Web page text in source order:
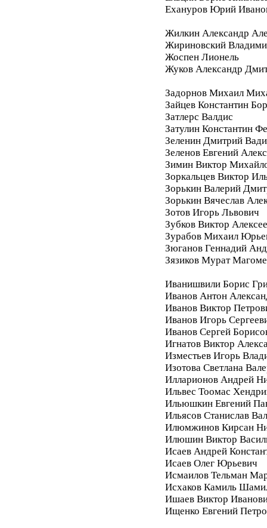
Ехануров Юрий
Жилкин Александр
Жириновский
Жоспен Лионель
Жуков Александр
Задорнов Михаил
Зайцев Константин
Затлерс Валдис
Затулин Константин
Зеленин Дмитрий
Зеленов Евгений
Зимин Виктор
Зоркальцев Виктор
Зорькин Валерий
Зорькин Вячеслав
Зотов Игорь Львович
Зубков Виктор
Зурабов Михаил
Зюганов Геннадий
Зязиков Мурат
Иванишвили Борис
Иванов Антон
Иванов Виктор
Иванов Игорь
Иванов Сергей
Игнатов Виктор
Изместьев Игорь
Изотова Светлана
Илларионов Андрей
Ильвес Тоомас
Ильюшкин Евгений
Ильясов Станислав
Илюмжинов Кирсан
Илюшин Виктор
Исаев Андрей
Исаев Олег Юрьевич
Исмаилов Тельман
Исхаков Камиль
Ишаев Виктор
Ищенко Евгений